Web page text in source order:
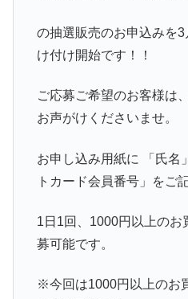
の抽選販売のお申込みを
け付け開始です！！
ご応募ご希望のお客様は
お声がけくださいませ。
お申し込み用紙に 「氏名
トカード会員番号」をご
1日1回、1000円以上のお
募可能です。
※今回は1000円以上のお